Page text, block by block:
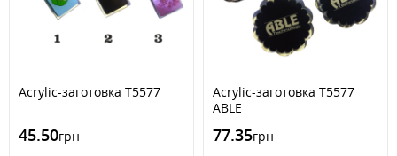
Acrylic-заготовка Т5577
45.50грн
Acrylic-заготовка Т5577
ABLE
77.35грн